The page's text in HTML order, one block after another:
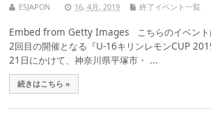
ESJAPON 16, 4月, 2019 終了イベント一覧
Embed from Getty Images こちらのイベン
2回目の開催となる『U-16キリンレモンCUP
21日にかけて、神奈川県平塚市・ ...
続きはこちら »